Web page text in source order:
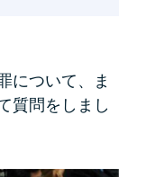
について、ま
質問をしまし